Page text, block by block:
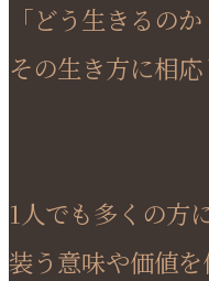
「どう生きるの
その生き方に相応
1人でも多くの方
装う意味や価値を